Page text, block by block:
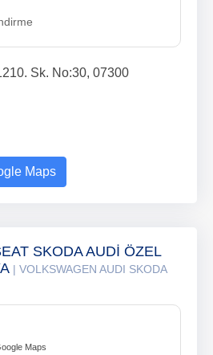
Sk. No:30, 07300
Maps
SKODA AUDİ ÖZEL
| VOLKSWAGEN AUDI SKODA
Maps